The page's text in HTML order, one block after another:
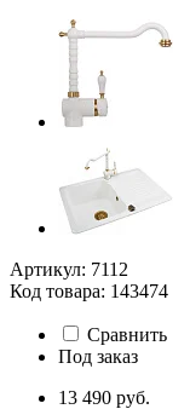
Артикул: 7112
Код товара: 143474
Сравнить
Под заказ
13 490 руб.